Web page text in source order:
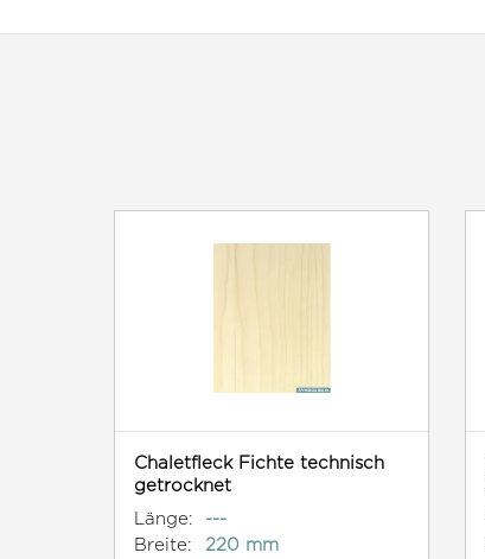
Chaletfleck Fichte technisch
getrocknet
Länge:
---
Breite:
220 mm